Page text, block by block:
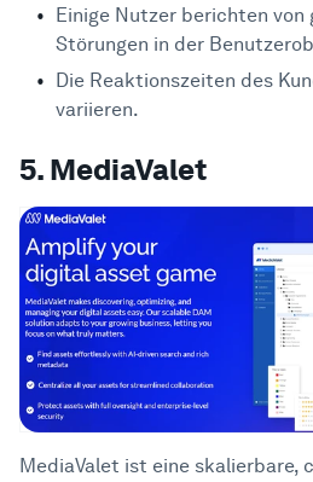
Einige Nutzer berichten von
Störungen in der
Die Reaktionszeiten des
variieren.
5. MediaValet
MediaValet ist eine